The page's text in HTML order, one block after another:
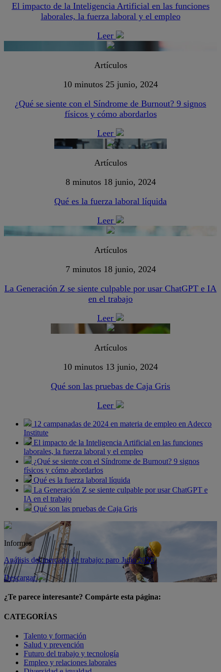
El impacto de la Inteligencia Artificial en las funciones
laborales, la fuerza laboral y el empleo
Leer
Artículos
10 minutos 25 junio, 2024
¿Qué se siente con el Síndrome de Burnout? 9 signos
físicos y cómo abordarlos
Leer
Artículos
8 minutos 18 junio, 2024
Qué es la fuerza laboral líquida
Leer
Artículos
7 minutos 18 junio, 2024
La Generación Z se siente culpable por usar ChatGPT e IA
en el trabajo
Leer
Artículos
10 minutos 13 junio, 2024
Qué son las pruebas de Caja Gris
Leer
12 campanadas de 2024 en materia de empleo en Adecco
Institute
El impacto de la Inteligencia Artificial en las funciones
laborales, la fuerza laboral y el empleo
¿Qué se siente con el Síndrome de Burnout? 9 signos
físicos y cómo abordarlos
Qué es la fuerza laboral líquida
La Generación Z se siente culpable por usar ChatGPT e
IA en el trabajo
Qué son las pruebas de Caja Gris
Informes
Análisis del mercado de trabajo: paro Julio 2026
Descargar
¿Te parece interesante? Compárte esta página:
CATEGORÍAS
Talento y formación
Salud y prevención
Futuro del trabajo y tecnología
Empleo y relaciones laborales